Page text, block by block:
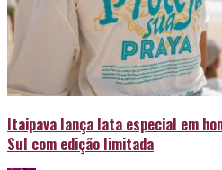
Itaipava lança lata especial em
Sul com edição limitada